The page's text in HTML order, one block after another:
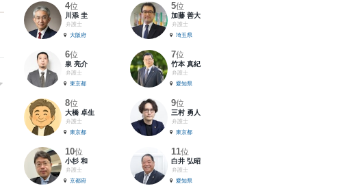
4位
川添 圭
弁護士
大阪府
5位
加藤 善大
弁護士
埼玉県
6位
泉 亮介
弁護士
東京都
7位
竹本 真紀
弁護士
愛知県
8位
大橋 卓生
弁護士
東京都
9位
三村 勇人
弁護士
東京都
10位
小杉 和
弁護士
京都府
11位
白井 弘昭
弁護士
愛知県